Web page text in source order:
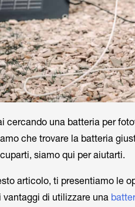
cercando una batteria per
che trovare la batteria
siamo qui per aiutarti.
articolo, ti presentiamo le
vantaggi di utilizzare una